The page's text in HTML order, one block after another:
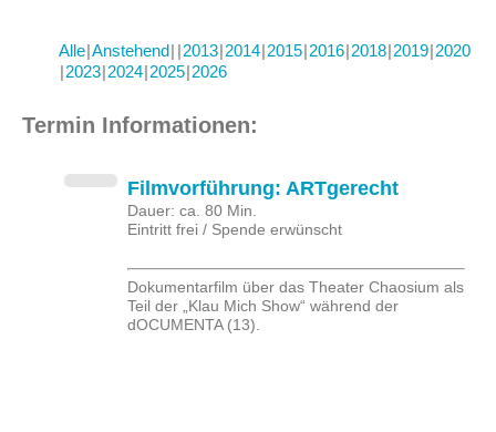
Alle Anstehend 2013 2014 2015 2016 2018 2019 2020
2023 2024 2025 2026
Termin Informationen:
Filmvorführung: ARTgerecht
Dauer: ca. 80 Min.
Eintritt frei / Spende erwünscht
Dokumentarfilm über das Theater Chaosium als
Teil der „Klau Mich Show“ während der
dOCUMENTA (13).